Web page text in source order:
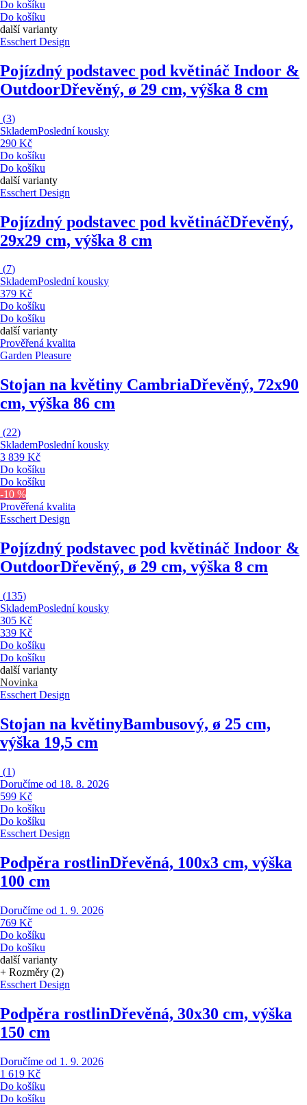
Do košíku
Do košíku
další varianty
Esschert Design
Pojízdný podstavec pod květináč Indoor &
OutdoorDřevěný, ø 29 cm, výška 8 cm
(3)
SklademPoslední kousky
290 Kč
Do košíku
Do košíku
další varianty
Esschert Design
Pojízdný podstavec pod květináčDřevěný,
29x29 cm, výška 8 cm
(7)
SklademPoslední kousky
379 Kč
Do košíku
Do košíku
další varianty
Prověřená kvalita
Garden Pleasure
Stojan na květiny CambriaDřevěný, 72x90
cm, výška 86 cm
(22)
SklademPoslední kousky
3 839 Kč
Do košíku
Do košíku
-10 %
Prověřená kvalita
Esschert Design
Pojízdný podstavec pod květináč Indoor &
OutdoorDřevěný, ø 29 cm, výška 8 cm
(135)
SklademPoslední kousky
305 Kč
339 Kč
Do košíku
Do košíku
další varianty
Novinka
Esschert Design
Stojan na květinyBambusový, ø 25 cm,
výška 19,5 cm
(1)
Doručíme od 18. 8. 2026
599 Kč
Do košíku
Do košíku
Esschert Design
Podpěra rostlinDřevěná, 100x3 cm, výška
100 cm
Doručíme od 1. 9. 2026
769 Kč
Do košíku
Do košíku
další varianty
+ Rozměry (2)
Esschert Design
Podpěra rostlinDřevěná, 30x30 cm, výška
150 cm
Doručíme od 1. 9. 2026
1 619 Kč
Do košíku
Do košíku